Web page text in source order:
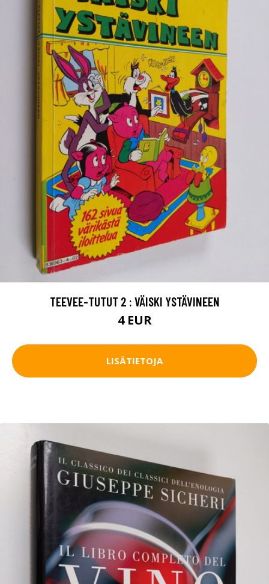
TEEVEE-TUTUT 2 : VÄISKI YSTÄVINEEN
4 EUR
LISÄTIETOJA